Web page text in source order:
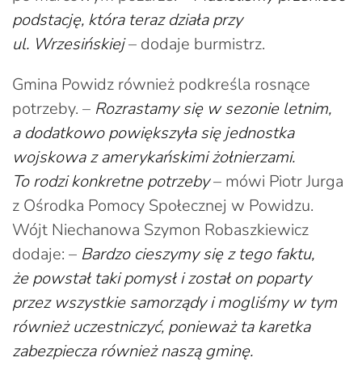
podstację, która teraz działa przy
ul. Wrzesińskiej– dodaje burmistrz.
Gmina Powidz również podkreśla rosnące
potrzeby. – Rozrastamy się w sezonie letnim,
a dodatkowo powiększyła się jednostka
wojskowa z amerykańskimi żołnierzami.
To rodzi konkretne potrzeby– mówi Piotr Jurga
z Ośrodka Pomocy Społecznej w Powidzu.
Wójt Niechanowa Szymon Robaszkiewicz
dodaje: – Bardzo cieszymy się z tego faktu,
że powstał taki pomysł i został on poparty
przez wszystkie samorządy i mogliśmy w tym
również uczestniczyć, ponieważ ta karetka
zabezpiecza również naszą gminę.